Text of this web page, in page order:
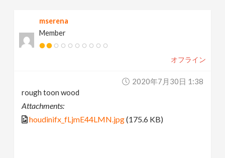
mserena
Member
オフライン
2020年7月30日 1:38
rough toon wood
Attachments:
houdinifx_fLjmE44LMN.jpg(175.6 KB)